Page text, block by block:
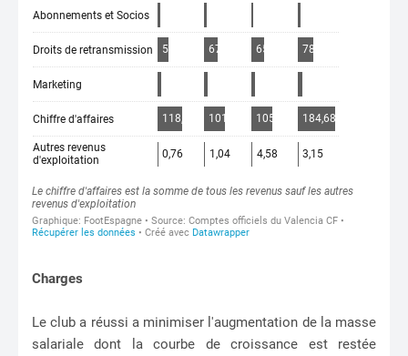
Charges
Le club a réussi a minimiser l'augmentation de la masse
salariale dont la courbe de croissance est restée